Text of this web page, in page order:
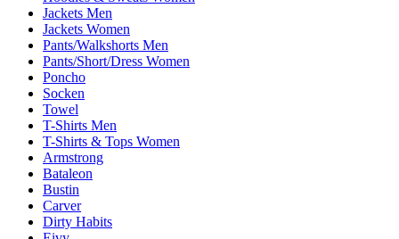
Jackets Men
Jackets Women
Pants/Walkshorts Men
Pants/Short/Dress Women
Poncho
Socken
Towel
T-Shirts Men
T-Shirts & Tops Women
Armstrong
Bataleon
Bustin
Carver
Dirty Habits